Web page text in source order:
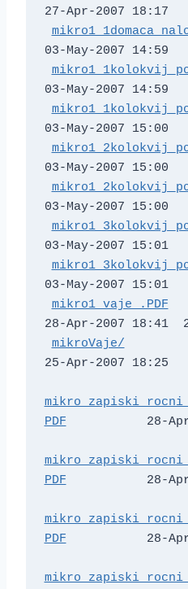
27-Apr-2007 18:17
03-May-2007 14:59
03-May-2007 14:59
03-May-2007 15:00
03-May-2007 15:00
03-May-2007 15:00
03-May-2007 15:01
03-May-2007 15:01
mikro1_vaje_.PDF
28-Apr-2007 18:41
mikroVaje/
25-Apr-2007
PDF
28-
PDF
28-
PDF
28-